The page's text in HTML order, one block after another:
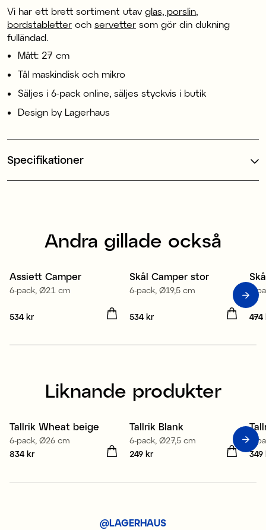
Vi har ett brett sortiment utav glas, porslin
bordstabletter och servetter som gör din dukning
fulländad.
Mått: 27 cm
Tål maskindisk och mikro
Säljes i 6-pack online, säljes styckvis i butik
Design by Lagerhaus
Specifikationer
Andra gillade också
Assiett Camper
6-pack, Ø21 cm
Pris :534 kr
534 kr
Skål Camper stor
6-pack, Ø19,5 cm
Pris :534 kr
534 kr
6-
Pris
474
Liknande produkter
Tallrik Wheat beige
6-pack, Ø26 cm
Pris :834 kr
834 kr
Tallrik Blank
6-pack, Ø27,5 cm
Pris :249 kr
249 kr
4-
Pris
349
@LAGERHAUS